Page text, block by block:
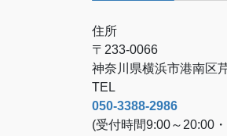
住所
〒233-0066
神奈川県横浜市港南区
TEL
050-3388-2986
(受付時間9:00～20:00